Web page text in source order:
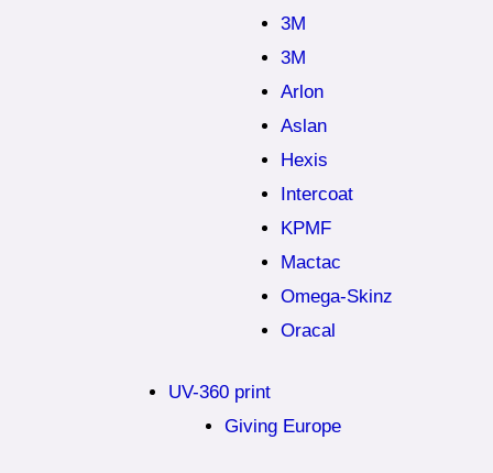
3M
3M
Arlon
Aslan
Hexis
Intercoat
KPMF
Mactac
Omega-Skinz
Oracal
UV-360 print
Giving Europe